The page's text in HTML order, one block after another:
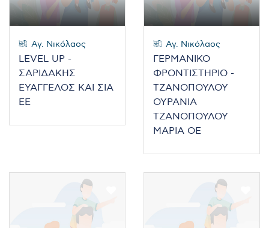
Αγ. Νικόλαος
LEVEL UP -
ΣΑΡΙΔΑΚΗΣ
ΕΥΑΓΓΕΛΟΣ ΚΑΙ ΣΙΑ
ΕΕ
Αγ. Νικόλαος
ΓΕΡΜΑΝΙΚΟ
ΦΡΟΝΤΙΣΤΗΡΙΟ -
ΤΖΑΝΟΠΟΥΛΟΥ
ΟΥΡΑΝΙΑ
ΤΖΑΝΟΠΟΥΛΟΥ
ΜΑΡΙΑ ΟΕ